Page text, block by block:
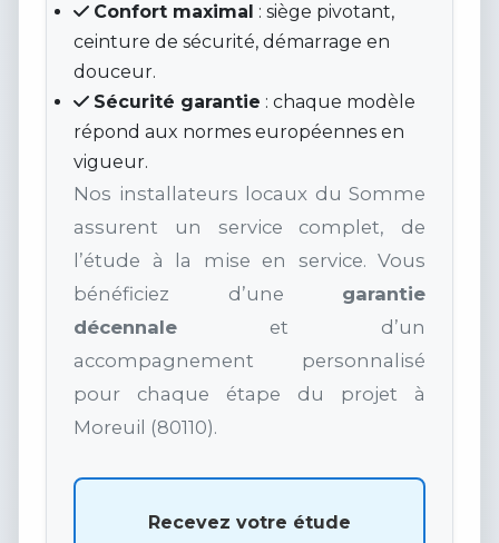
Confort maximal : siège pivotant,
ceinture de sécurité, démarrage en
douceur.
Sécurité garantie : chaque modèle
répond aux normes européennes en
vigueur.
Nos installateurs locaux du Somme
assurent un service complet, de
l’étude à la mise en service. Vous
bénéficiez d’une garantie
décennale et d’un
accompagnement personnalisé
pour chaque étape du projet à
Moreuil (80110).
Recevez votre étude